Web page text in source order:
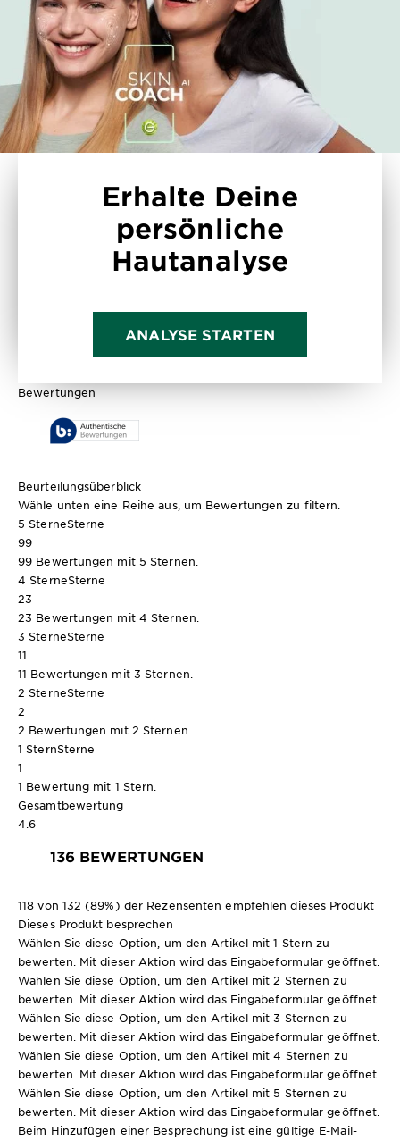
Erhalte Deine
persönliche
Hautanalyse
ANALYSE STARTEN
Bewertungen
Beurteilungsüberblick
Wähle unten eine Reihe aus, um Bewertungen zu filtern.
5 SterneSterne
99
99 Bewertungen mit 5 Sternen.
4 SterneSterne
23
23 Bewertungen mit 4 Sternen.
3 SterneSterne
11
11 Bewertungen mit 3 Sternen.
2 SterneSterne
2
2 Bewertungen mit 2 Sternen.
1 SternSterne
1
1 Bewertung mit 1 Stern.
Gesamtbewertung
4.6
136 BEWERTUNGEN
118 von 132 (89%) der Rezensenten empfehlen dieses Produkt
Dieses Produkt besprechen
Wählen Sie diese Option, um den Artikel mit 1 Stern zu
bewerten. Mit dieser Aktion wird das Eingabeformular geöffnet.
Wählen Sie diese Option, um den Artikel mit 2 Sternen zu
bewerten. Mit dieser Aktion wird das Eingabeformular geöffnet.
Wählen Sie diese Option, um den Artikel mit 3 Sternen zu
bewerten. Mit dieser Aktion wird das Eingabeformular geöffnet.
Wählen Sie diese Option, um den Artikel mit 4 Sternen zu
bewerten. Mit dieser Aktion wird das Eingabeformular geöffnet.
Wählen Sie diese Option, um den Artikel mit 5 Sternen zu
bewerten. Mit dieser Aktion wird das Eingabeformular geöffnet.
Beim Hinzufügen einer Besprechung ist eine gültige E-Mail-